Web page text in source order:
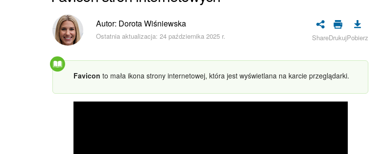
Autor: Dorota Wiśniewska
Ostatnia aktualizacja: 24 października 2025 r. ShareDrukujPobierz
Favicon to mała ikona strony internetowej, która jest wyświetlana na karcie przeglądarki.